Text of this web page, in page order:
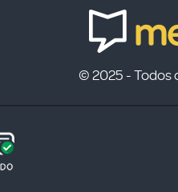
© 2025 - Todos